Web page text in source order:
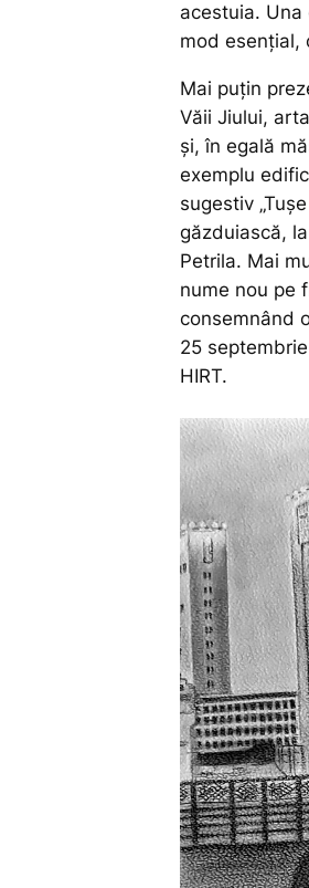
acestuia.
mod esențial,
Mai puțin
Văii Jiului,
și, în egală
exemplu
sugestiv
găzduiască,
Petrila. Mai
nume nou pe
consemnând
25
HIRT.